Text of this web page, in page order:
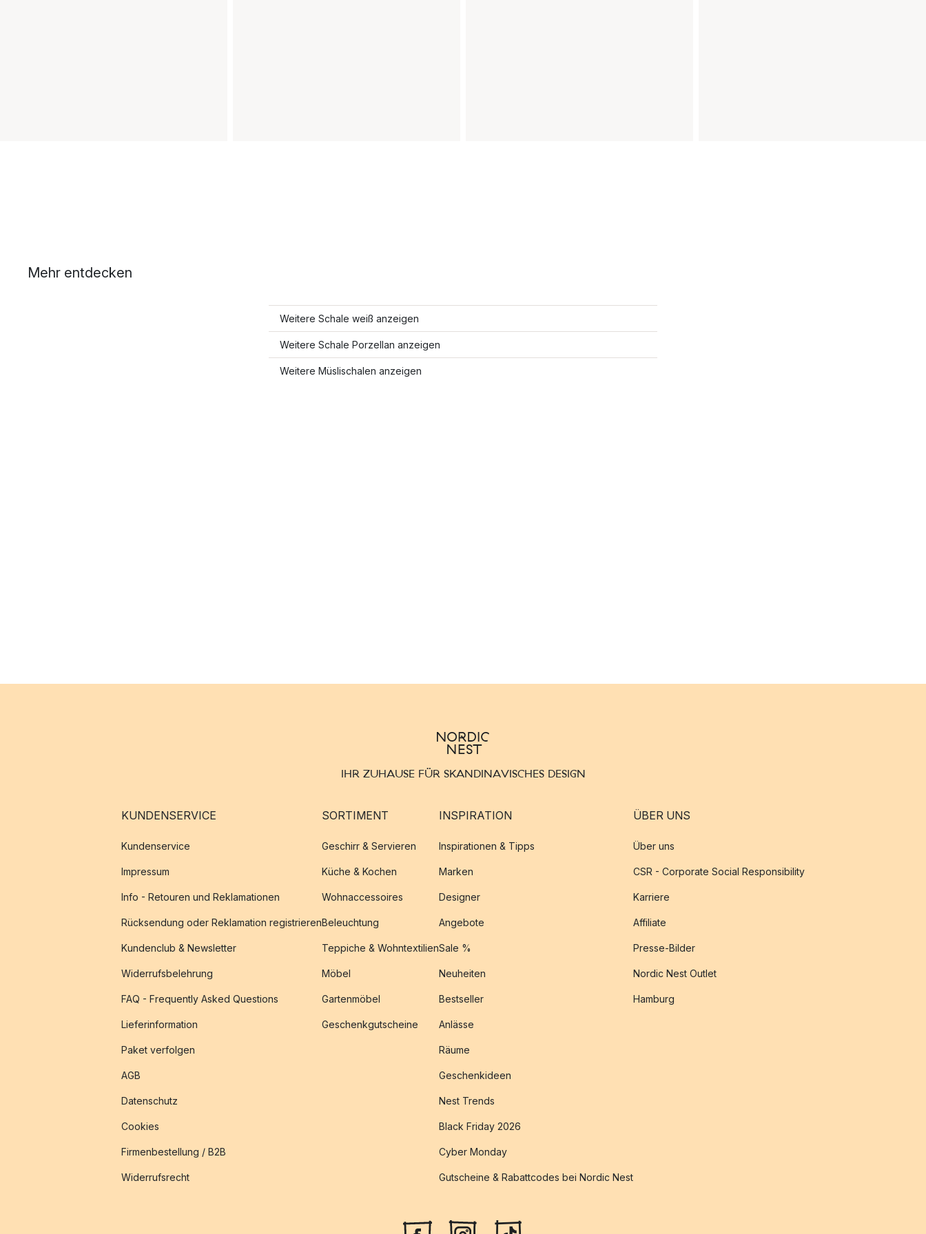
Mehr entdecken
Weitere Schale weiß anzeigen
Weitere Schale Porzellan anzeigen
Weitere Müslischalen anzeigen
IHR ZUHAUSE FÜR SKANDINAVISCHES DESIGN
KUNDENSERVICE
Kundenservice
Impressum
Info - Retouren und Reklamationen
Rücksendung oder Reklamation registrieren
Kundenclub & Newsletter
Widerrufsbelehrung
FAQ - Frequently Asked Questions
Lieferinformation
Paket verfolgen
AGB
Datenschutz
Cookies
Firmenbestellung / B2B
Widerrufsrecht
SORTIMENT
Geschirr & Servieren
Küche & Kochen
Wohnaccessoires
Beleuchtung
Teppiche & Wohntextilien
Möbel
Gartenmöbel
Geschenkgutscheine
INSPIRATION
Inspirationen & Tipps
Marken
Designer
Angebote
Sale %
Neuheiten
Bestseller
Anlässe
Räume
Geschenkideen
Nest Trends
Black Friday 2026
Cyber Monday
Gutscheine & Rabattcodes bei Nordic Nest
ÜBER UNS
Über uns
CSR - Corporate Social Responsibility
Karriere
Affiliate
Presse-Bilder
Nordic Nest Outlet
Hamburg